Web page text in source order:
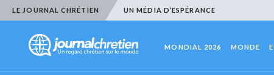
LE JOURNAL CHRÉTIEN UN MÉDIA D’ESPÉRANCE
MONDIAL 2026 MONDE